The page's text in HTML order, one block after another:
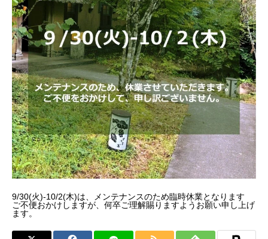
9/30(火)-10/2(木)は、メンテナンスのため臨時休業となります
ご不便おかけしますが、何卒ご理解賜りますようお願い申し上げ
ます。